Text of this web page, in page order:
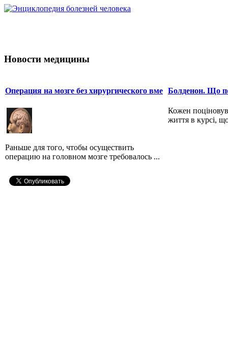
Новости медицины
Операция на мозге без хирургического вме
Раньше для того, чтобы осуществить
операцию на головном мозге требовалось ...
Болденон. Що
Кожен
життя в курсі,